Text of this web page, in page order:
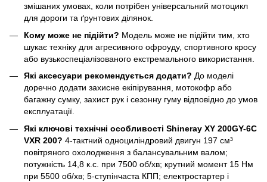
змішаних умовах, коли потрібен універсальний мотоцикл
для дороги та ґрунтових ділянок.
Кому може не підійти? Модель може не підійти тим, хто
шукає техніку для агресивного офроуду, спортивного кросу
або вузькоспеціалізованого екстремального використання.
Які аксесуари рекомендується додати? До моделі
доречно додати захисне екіпірування, мотокофр або
багажну сумку, захист рук і сезонну гуму відповідно до умов
експлуатації.
Які ключові технічні особливості Shineray XY 200GY-6C
VXR 200? 4-тактний одноциліндровий двигун 197 см³
повітряного охолодження з балансувальним валом;
потужність 14,8 к.с. при 7500 об/хв; крутний момент 15 Нм
при 5500 об/хв; 5-ступінчаста КПП; електростартер і